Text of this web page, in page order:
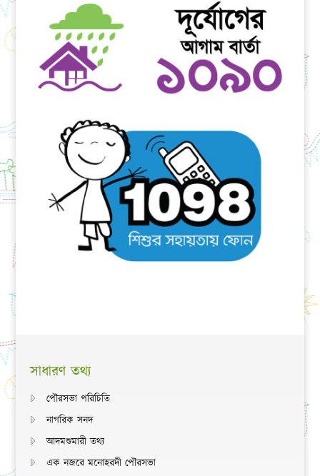
সাধারণ তথ্য
পৌরসভা পরিচিতি
নাগরিক সনদ
আদমশুমারী তথ্য
এক নজরে মনোহরদী পৌরসভা